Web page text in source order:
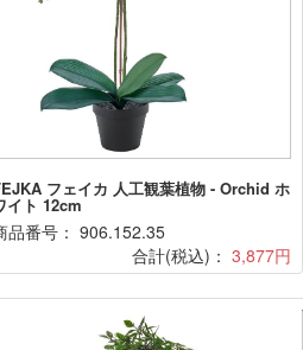
フェイカ 人工観葉植物 - Orchid ホ
イト 12cm
品番号： 906.152.35
合計(税込)：3,877円